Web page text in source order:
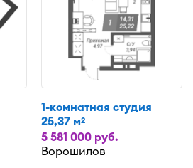
1-комнатная студия
25,37 м2
5 581 000 руб.
Ворошилов